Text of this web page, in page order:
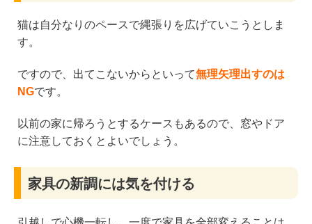
猫は自分なりのペースで縄張りを広げていこうとしま
す。
ですので、出てこないからといって無理矢理出すのは
NGです。
以前の家に帰ろうとするケースもあるので、窓やドア
に注意しておくとよいでしょう。
家具の新調には気を付ける